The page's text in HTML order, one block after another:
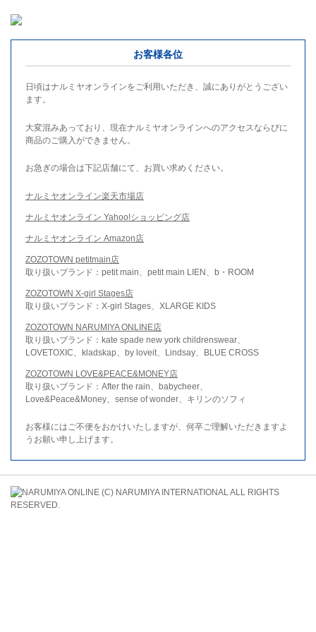
お客様各位
日頃はナルミヤオンラインをご利用いただき、誠にありがとうござい
ます。
大変混みあっており、現在ナルミヤオンラインへのアクセスならびに
商品のご購入ができません。
お急ぎの場合は下記店舗にて、お買い求めください。
ナルミヤオンライン楽天市場店
ナルミヤオンライン Yahoo!ショッピング店
ナルミヤオンライン Amazon店
ZOZOTOWN petitmain店
取り扱いブランド：petit main、petit main LIEN、b・ROOM
ZOZOTOWN X-girl Stages店
取り扱いブランド：X-girl Stages、XLARGE KIDS
ZOZOTOWN NARUMIYA ONLINE店
取り扱いブランド：kate spade new york childrenswear、
LOVETOXIC、kladskap、by loveit、Lindsay、BLUE CROSS
ZOZOTOWN LOVE&PEACE&MONEY店
取り扱いブランド：After the rain、babycheer、
Love&Peace&Money、sense of wonder、キリンのソフィ
お客様にはご不便をおかけいたしますが、何卒ご理解いただきますよ
うお願い申し上げます。